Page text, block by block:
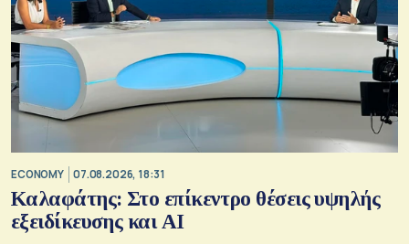
ECONOMY 07.08.2026, 18:31
Καλαφάτης: Στο επίκεντρο θέσεις υψηλής
εξειδίκευσης και AI